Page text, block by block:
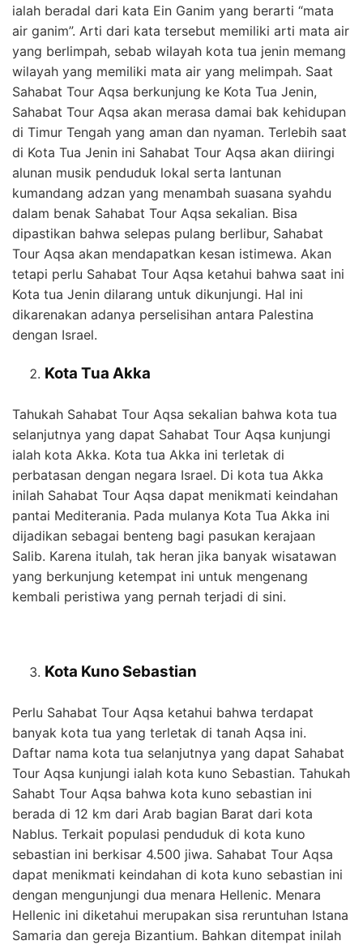
ialah beradal dari kata Ein Ganim yang berarti “mata
air ganim”. Arti dari kata tersebut memiliki arti mata air
yang berlimpah, sebab wilayah kota tua jenin memang
wilayah yang memiliki mata air yang melimpah. Saat
Sahabat Tour Aqsa berkunjung ke Kota Tua Jenin,
Sahabat Tour Aqsa akan merasa damai bak kehidupan
di Timur Tengah yang aman dan nyaman. Terlebih saat
di Kota Tua Jenin ini Sahabat Tour Aqsa akan diiringi
alunan musik penduduk lokal serta lantunan
kumandang adzan yang menambah suasana syahdu
dalam benak Sahabat Tour Aqsa sekalian. Bisa
dipastikan bahwa selepas pulang berlibur, Sahabat
Tour Aqsa akan mendapatkan kesan istimewa. Akan
tetapi perlu Sahabat Tour Aqsa ketahui bahwa saat ini
Kota tua Jenin dilarang untuk dikunjungi. Hal ini
dikarenakan adanya perselisihan antara Palestina
dengan Israel.
Kota Tua Akka
Tahukah Sahabat Tour Aqsa sekalian bahwa kota tua
selanjutnya yang dapat Sahabat Tour Aqsa kunjungi
ialah kota Akka. Kota tua Akka ini terletak di
perbatasan dengan negara Israel. Di kota tua Akka
inilah Sahabat Tour Aqsa dapat menikmati keindahan
pantai Mediterania. Pada mulanya Kota Tua Akka ini
dijadikan sebagai benteng bagi pasukan kerajaan
Salib. Karena itulah, tak heran jika banyak wisatawan
yang berkunjung ketempat ini untuk mengenang
kembali peristiwa yang pernah terjadi di sini.
Kota Kuno Sebastian
Perlu Sahabat Tour Aqsa ketahui bahwa terdapat
banyak kota tua yang terletak di tanah Aqsa ini.
Daftar nama kota tua selanjutnya yang dapat Sahabat
Tour Aqsa kunjungi ialah kota kuno Sebastian. Tahukah
Sahabt Tour Aqsa bahwa kota kuno sebastian ini
berada di 12 km dari Arab bagian Barat dari kota
Nablus. Terkait populasi penduduk di kota kuno
sebastian ini berkisar 4.500 jiwa. Sahabat Tour Aqsa
dapat menikmati keindahan di kota kuno sebastian ini
dengan mengunjungi dua menara Hellenic. Menara
Hellenic ini diketahui merupakan sisa reruntuhan Istana
Samaria dan gereja Bizantium. Bahkan ditempat inilah